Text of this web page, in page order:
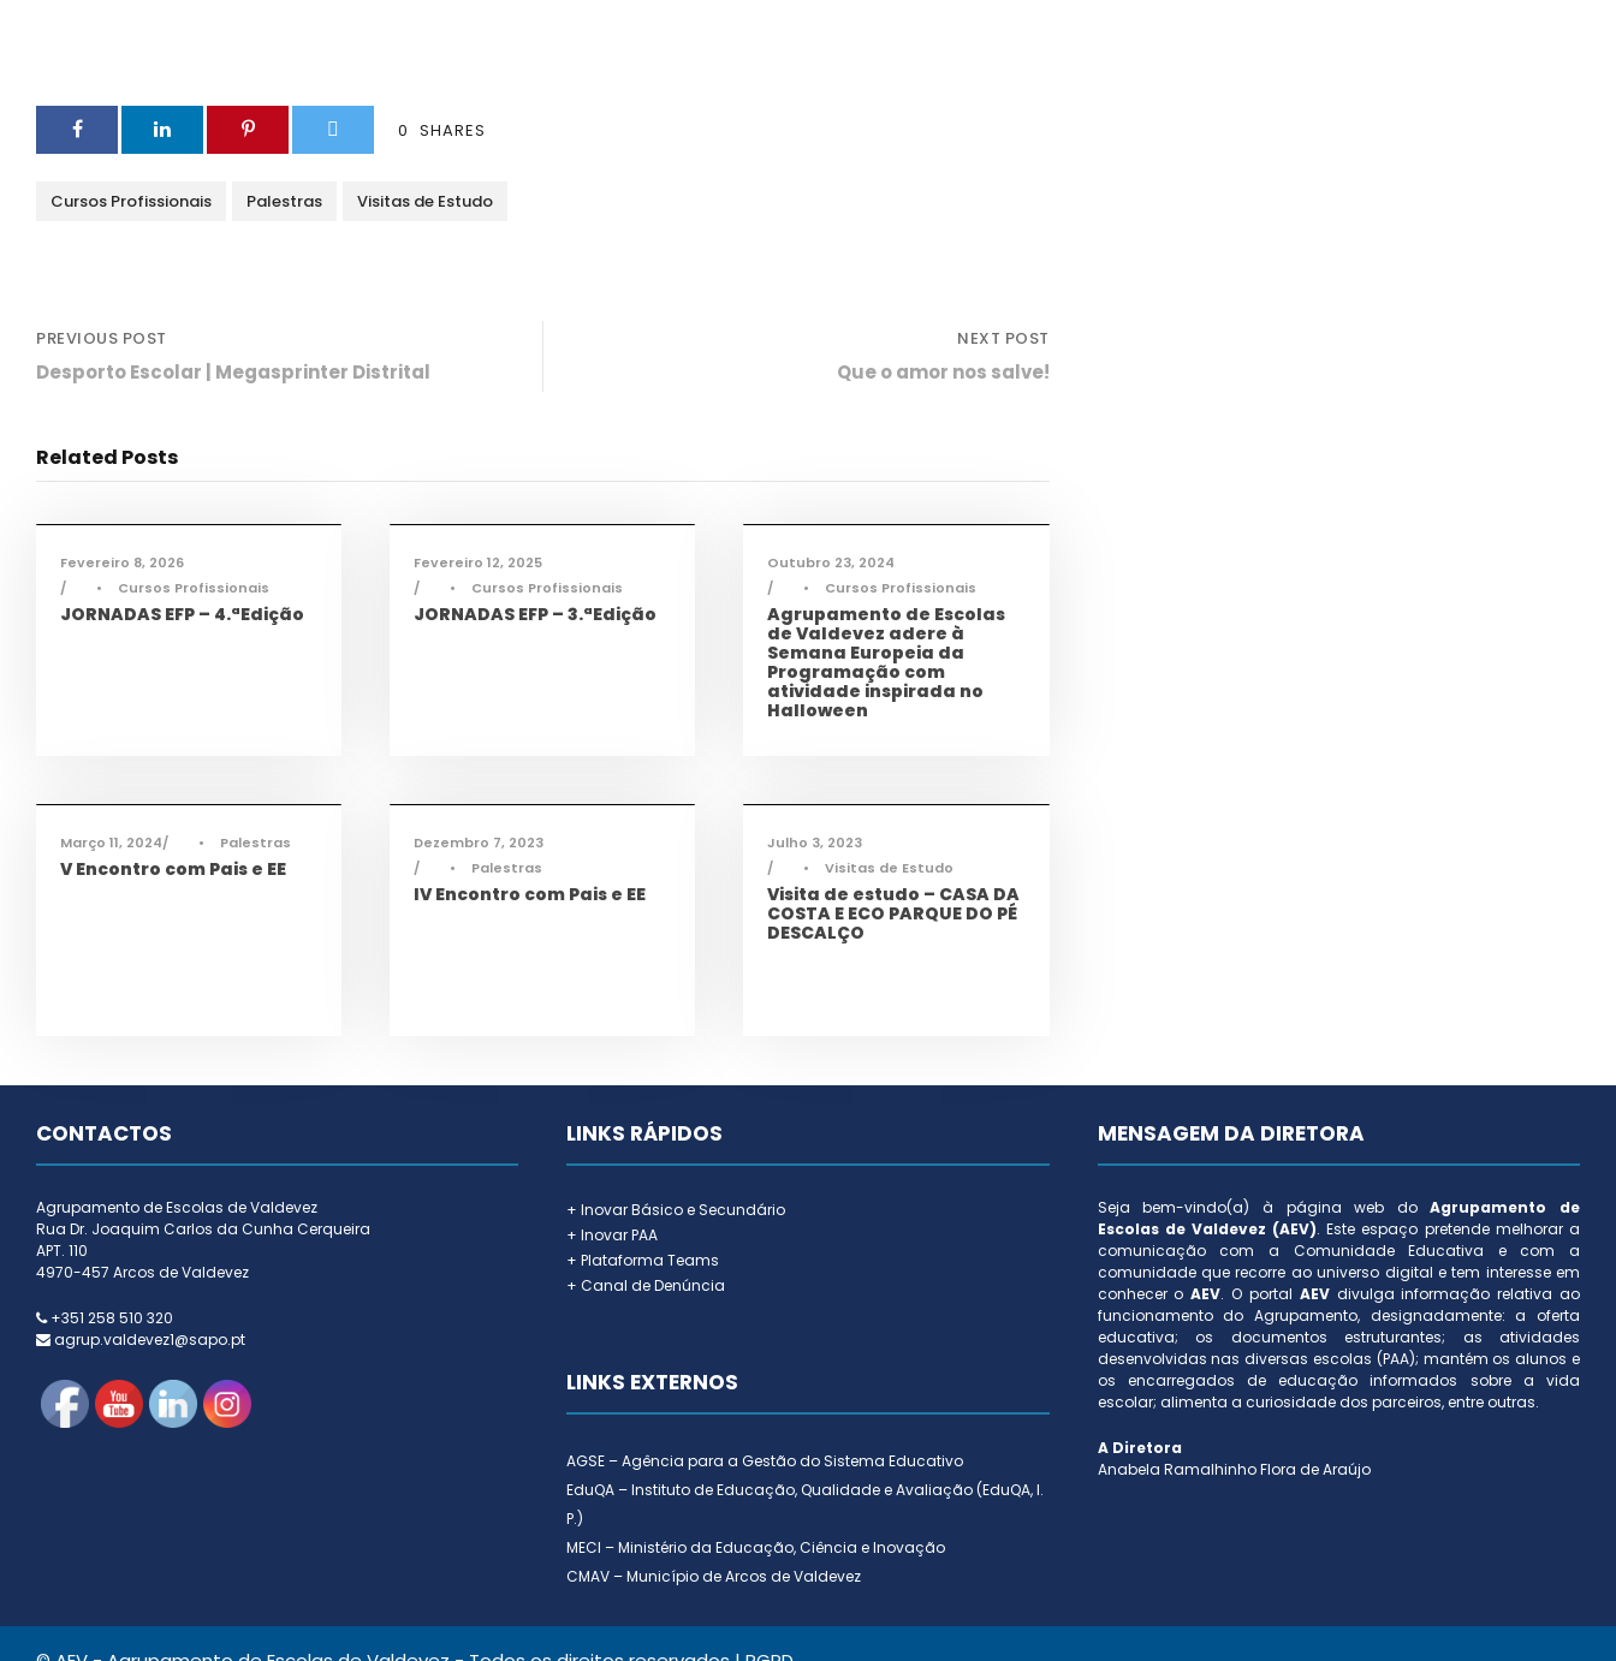
0 SHARES
Cursos Profissionais Palestras Visitas de Estudo
PREVIOUS POST
Desporto Escolar | Megasprinter Distrital
NEXT POST
Que o amor nos salve!
Related Posts
Ciência e Tecnologia
TMEC,TQA
Fevereiro 8, 2026
•
Cursos Profissionais
JORNADAS EFP – 4.ªEdição
TMEC,TQA
Fevereiro 12, 2025
•
Cursos Profissionais
JORNADAS EFP – 3.ªEdição
Informações,Notícias,TEAC
Outubro 23, 2024
•
Cursos Profissionais
Agrupamento de Escolas
de Valdevez adere à
Semana Europeia da
Programação com
atividade inspirada no
Halloween
Março 11, 2024 • Palestras
V Encontro com Pais e EE
Dezembro 7, 2023
•
Palestras
IV Encontro com Pais e EE
Julho 3, 2023
•
Visitas de Estudo
Visita de estudo – CASA DA
COSTA E ECO PARQUE DO PÉ
DESCALÇO
CONTACTOS
Agrupamento de Escolas de Valdevez
Rua Dr. Joaquim Carlos da Cunha Cerqueira
APT. 110
4970-457 Arcos de Valdevez
+351 258 510 320
agrup.valdevez1@sapo.pt
LINKS RÁPIDOS
+ Inovar Básico e Secundário
+ Inovar PAA
+ Plataforma Teams
+ Canal de Denúncia
LINKS EXTERNOS
AGSE – Agência para a Gestão do Sistema Educativo
EduQA – Instituto de Educação, Qualidade e Avaliação (EduQA, I.
P.)
MECI – Ministério da Educação, Ciência e Inovação
CMAV – Município de Arcos de Valdevez
MENSAGEM DA DIRETORA
Seja bem-vindo(a) à página web doAgrupamento de
Escolas de Valdevez (AEV). Este espaço pretende melhorar a
comunicação com a Comunidade Educativa e com a
comunidade que recorre ao universo digital e tem interesse em
conhecer oAEV. O portal AEVdivulga informação relativa ao
funcionamento do Agrupamento, designadamente: a oferta
educativa; os documentos estruturantes; as atividades
desenvolvidas nas diversas escolas (PAA); mantém os alunos e
os encarregados de educação informados sobre a vida
escolar; alimenta a curiosidade dos parceiros, entre outras.
A Diretora
Anabela Ramalhinho Flora de Araújo